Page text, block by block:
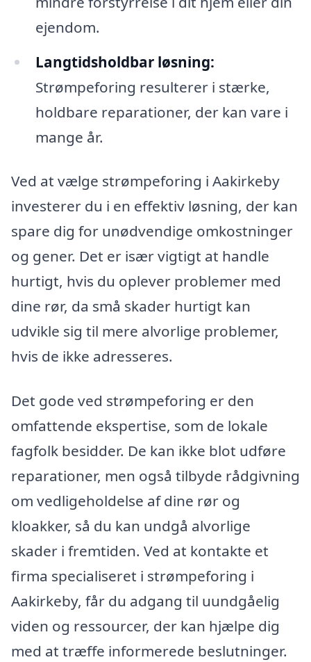
ejendom.
Langtidsholdbar løsning:
Strømpeforing resulterer i stærke,
holdbare reparationer, der kan vare i
mange år.
Ved at vælge strømpeforing i Aakirkeby
investerer du i en effektiv løsning, der kan
spare dig for unødvendige omkostninger
og gener. Det er især vigtigt at handle
hurtigt, hvis du oplever problemer med
dine rør, da små skader hurtigt kan
udvikle sig til mere alvorlige problemer,
hvis de ikke adresseres.
Det gode ved strømpeforing er den
omfattende ekspertise, som de lokale
fagfolk besidder. De kan ikke blot udføre
reparationer, men også tilbyde rådgivning
om vedligeholdelse af dine rør og
kloakker, så du kan undgå alvorlige
skader i fremtiden. Ved at kontakte et
firma specialiseret i strømpeforing i
Aakirkeby, får du adgang til uundgåelig
viden og ressourcer, der kan hjælpe dig
med at træffe informerede beslutninger.